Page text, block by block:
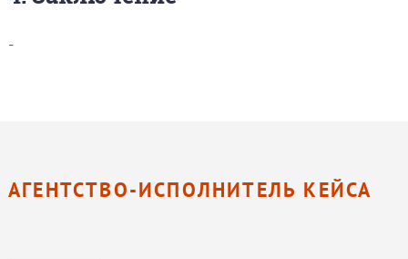
-
АГЕНТСТВО-ИСПОЛНИТЕЛЬ КЕЙСА